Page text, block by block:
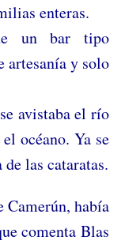
enteras.
un bar tipo
artesanía y solo
avistaba el río
océano. Ya se
las cataratas.
Camerún, había
comenta Blas